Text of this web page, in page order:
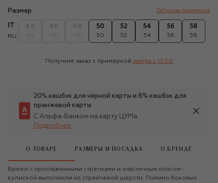
Размер Таблица размеров
RU
50
50
52
52
54
54
56
56
58
58
Получите заказ с примеркой завтра c 13:00
20% кешбэк для чёрной карты и 8% кешбэк для
оранжевой карты
С Альфа-Банком на карту ЦУМа
Подробнее
О ТОВАРЕ РАЗМЕРЫ И ПОСАДКА О БРЕНДЕ
Брюки с проглаженными стрелками и эластичным поясом-
кулиской выполнили из стрейчевой шерсти. Помимо боковых